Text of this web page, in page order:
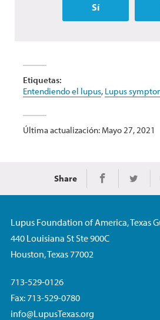
Sí
Etiquetas:
Entendiendo el lupus, Lupus
Última actualización: Mayo 27, 2021
Share Share onShare
Lupus Foundation of America, Texas
440 Louisiana St Ste 900C
Houston, Texas 77002
713-529-0126
Fax: 713-529-0780
info@LupusTexas.org